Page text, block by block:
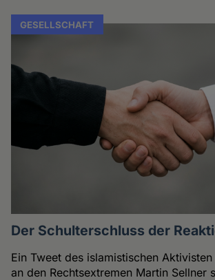
GESELLSCHAFT
Der Schulterschluss der
Ein Tweet des islamistischen
an den Rechtsextremen Martin Sellner